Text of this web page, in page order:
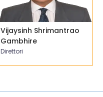
Direttori
Vijaysinh Shrimantrao
Gambhire